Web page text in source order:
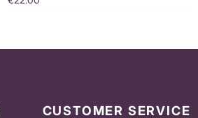
CUSTOMER SERVICE